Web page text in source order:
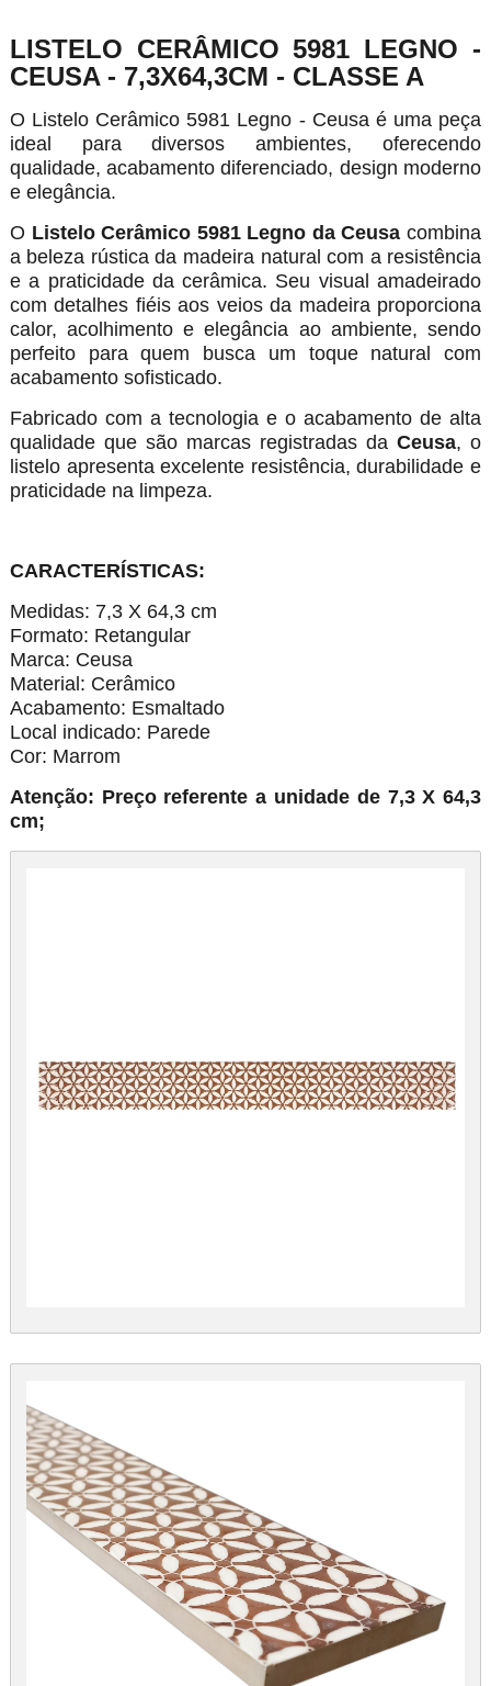
LISTELO CERÂMICO 5981 LEGNO -
CEUSA - 7,3X64,3CM - CLASSE A
O Listelo Cerâmico 5981 Legno - Ceusa é uma peça
ideal para diversos ambientes, oferecendo
qualidade, acabamento diferenciado, design moderno
e elegância.
O Listelo Cerâmico 5981 Legno da Ceusa combina
a beleza rústica da madeira natural com a resistência
e a praticidade da cerâmica. Seu visual amadeirado
com detalhes fiéis aos veios da madeira proporciona
calor, acolhimento e elegância ao ambiente, sendo
perfeito para quem busca um toque natural com
acabamento sofisticado.
Fabricado com a tecnologia e o acabamento de alta
qualidade que são marcas registradas daCeusa, o
listelo apresenta excelente resistência, durabilidade e
praticidade na limpeza.
CARACTERÍSTICAS:
Medidas: 7,3 X 64,3 cm
Formato: Retangular
Marca: Ceusa
Material: Cerâmico
Acabamento: Esmaltado
Local indicado: Parede
Cor: Marrom
Atenção: Preço referente a unidade de 7,3 X 64,3
cm;